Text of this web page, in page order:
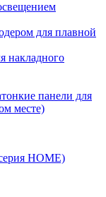
для плавной
накладного
панели для
месте)
HOME)